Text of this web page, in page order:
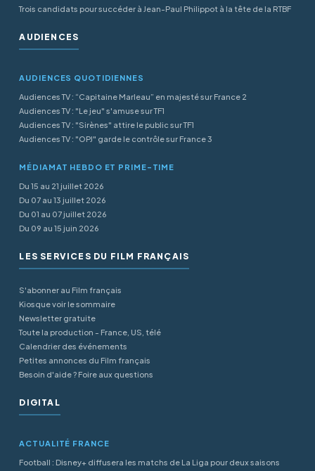
Trois candidats pour succéder à Jean-Paul Philippot à la tête de la RTBF
AUDIENCES
AUDIENCES QUOTIDIENNES
Audiences TV : “Capitaine Marleau” en majesté sur France 2
Audiences TV : "Le jeu" s'amuse sur TF1
Audiences TV : "Sirènes" attire le public sur TF1
Audiences TV : "OPJ" garde le contrôle sur France 3
MÉDIAMAT HEBDO ET PRIME-TIME
Du 15 au 21 juillet 2026
Du 07 au 13 juillet 2026
Du 01 au 07 juillet 2026
Du 09 au 15 juin 2026
LES SERVICES DU FILM FRANÇAIS
S'abonner au Film français
Kiosque voir le sommaire
Newsletter gratuite
Toute la production - France, US, télé
Calendrier des événements
Petites annonces du Film français
Besoin d'aide ? Foire aux questions
DIGITAL
ACTUALITÉ FRANCE
Football : Disney+ diffusera les matchs de La Liga pour deux saisons